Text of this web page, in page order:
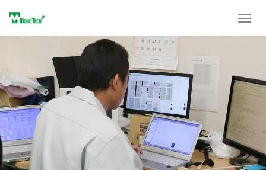
T
o
e
n
a
v
i
g
a